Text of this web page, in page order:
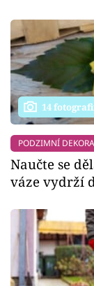
14
PODZIMNÍ
Naučte se
váze vydrží